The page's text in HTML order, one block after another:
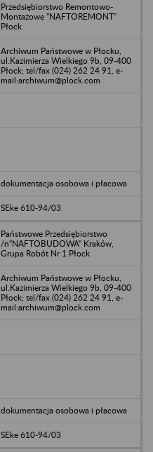
Przedsiębiorstwo Remontowo-
Montażowe "NAFTOREMONT"
Płock
Archiwum Państwowe w Płocku,
ul.Kazimierza Wielkiego 9b, 09-400
Płock; tel/fax (024) 262 24 91, e-
mail:archiwum@plock.com
dokumentacja osobowa i płacowa
SEke 610-94/03
Państwowe Przedsiębiorstwo
/n"NAFTOBUDOWA" Kraków,
Grupa Robót Nr 1 Płock
Archiwum Państwowe w Płocku,
ul.Kazimierza Wielkiego 9b, 09-400
Płock; tel/fax (024) 262 24 91, e-
mail:archiwum@plock.com
dokumentacja osobowa i płacowa
SEke 610-94/03